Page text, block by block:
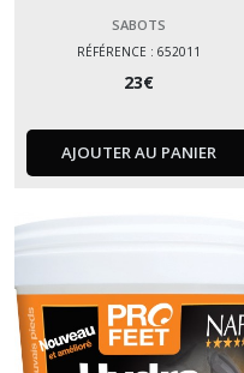
SABOTS
RÉFÉRENCE : 652011
23€
AJOUTER AU PANIER